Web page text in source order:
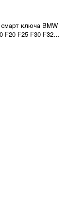
ключа BMW
F20 F25 F30 F32